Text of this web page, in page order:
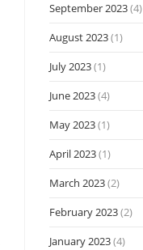
September 2023(4)
August 2023(1)
July 2023(1)
June 2023(4)
May 2023(1)
April 2023(1)
March 2023(2)
February 2023(2)
January 2023(4)